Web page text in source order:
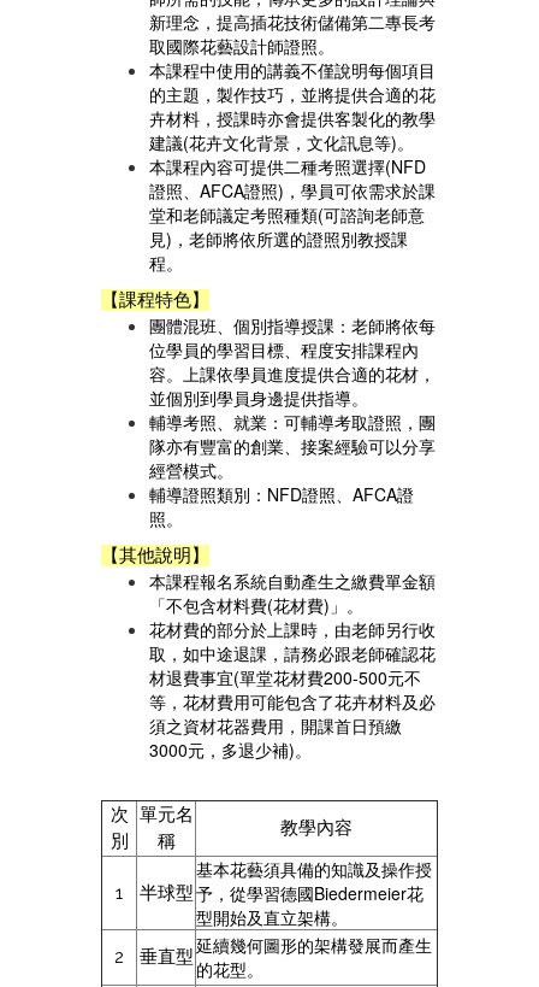
新理念，提高插花技術儲備第二專長考
取國際花藝設計師證照。
本課程中使用的講義不僅說明每個項目
的主題，製作技巧，並將提供合適的花
卉材料，授課時亦會提供客製化的教學
建議(花卉文化背景，文化訊息等)。
本課程內容可提供二種考照選擇(NFD
證照、AFCA證照)，學員可依需求於課
堂和老師議定考照種類(可諮詢老師意
見)，老師將依所選的證照別教授課
程。
【課程特色】
團體混班、個別指導授課：老師將依每
位學員的學習目標、程度安排課程內
容。上課依學員進度提供合適的花材，
並個別到學員身邊提供指導。
輔導考照、就業：可輔導考取證照，團
隊亦有豐富的創業、接案經驗可以分享
經營模式。
輔導證照類別：NFD證照、AFCA證
照。
【其他說明】
本課程報名系統自動產生之繳費單金額
「不包含材料費(花材費)」。
花材費的部分於上課時，由老師另行收
取，如中途退課，請務必跟老師確認花
材退費事宜(單堂花材費200-500元不
等，花材費用可能包含了花卉材料及必
須之資材花器費用，開課首日預繳
3000元，多退少補)。
次
別
單元名
稱
教學內容
1 半球型
基本花藝須具備的知識及操作授
予，從學習德國Biedermeier花
型開始及直立架構。
2 垂直型延續幾何圖形的架構發展而產生
的花型。